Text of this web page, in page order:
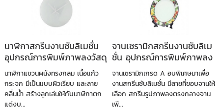
นาฬิกาสกรีนงานซับลิเมชั่น
อุปกรณ์การพิมพ์ภาพลงวัสดุ
นาฬิกาแขวนผนังทรงกลม เนื้อแก้ว
กระจก มีเป็นแบบผิวเรียบ และลาย
คลื่นน้ำ สร้างลูกเล่นให้กับนาฬิกาตก
แต่งบ...
จานเซรามิกสกรีนงานซับลิเม
ชั่น อุปกรณ์การพิมพ์ภาพลง
วัสดุ
จานเซรามิกเกรด A อบพิเศษมาเพื่อ
งานสกรีนซับลิเมชั่น มีลายที่ขอบจานให้
เลือก สกรีนรูปภาพลงตรงกลางจาน
เพื...